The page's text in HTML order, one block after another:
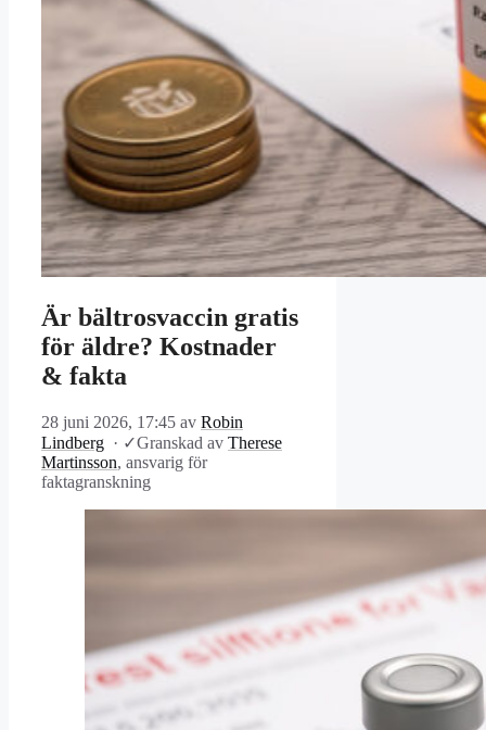
Är bältrosvaccin gratis
för äldre? Kostnader
& fakta
28 juni 2026, 17:45 av Robin
Lindberg · ✓Granskad av Therese
Martinsson, ansvarig för
faktagranskning